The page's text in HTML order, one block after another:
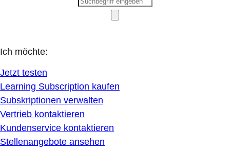
Ich möchte:
Jetzt testen
Learning Subscription kaufen
Subskriptionen verwalten
Vertrieb kontaktieren
Kundenservice kontaktieren
Stellenangebote ansehen